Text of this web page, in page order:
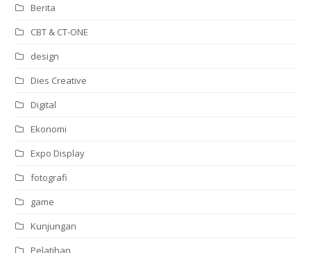
Berita
CBT & CT-ONE
design
Dies Creative
Digital
Ekonomi
Expo Display
fotografi
game
Kunjungan
Pelatihan